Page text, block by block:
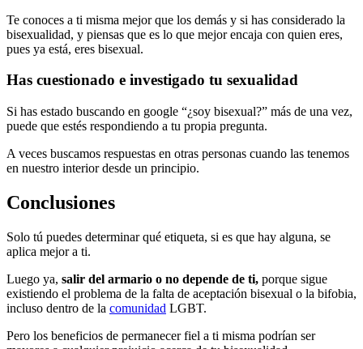
Te conoces a ti misma mejor que los demás y si has considerado la
bisexualidad, y piensas que es lo que mejor encaja con quien eres,
pues ya está, eres bisexual.
Has cuestionado e investigado tu sexualidad
Si has estado buscando en google “¿soy bisexual?” más de una vez,
puede que estés respondiendo a tu propia pregunta.
A veces buscamos respuestas en otras personas cuando las tenemos
en nuestro interior desde un principio.
Conclusiones
Solo tú puedes determinar qué etiqueta, si es que hay alguna, se
aplica mejor a ti.
Luego ya, salir del armario o no depende de ti, porque sigue
existiendo el problema de la falta de aceptación bisexual o la bifobia,
incluso dentro de la comunidad LGBT.
Pero los beneficios de permanecer fiel a ti misma podrían ser